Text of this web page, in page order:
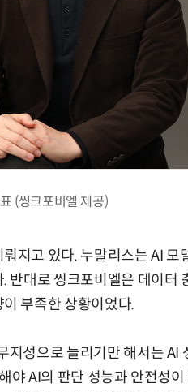
(씽크포비엘 제공)
지고 있다. 누말리스는 AI 모
반대로 씽크포비엘은 데이터
부족한 상황이었다.
성으로 늘리기만 해서는 AI
야 AI의 판단 성능과 안전성